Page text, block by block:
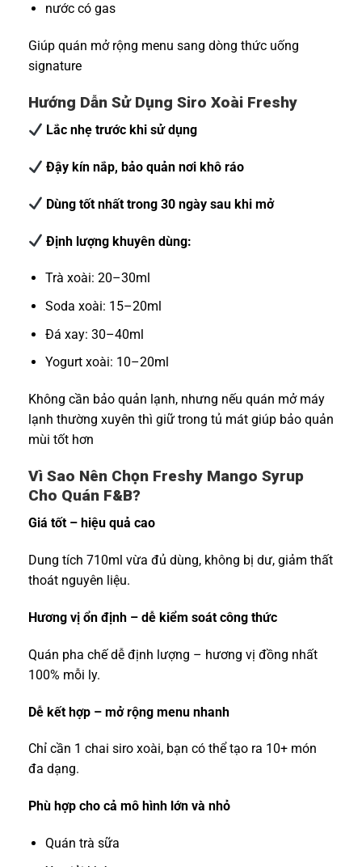
nước có gas
Giúp quán mở rộng menu sang dòng thức uống
signature
Hướng Dẫn Sử Dụng Siro Xoài Freshy
Lắc nhẹ trước khi sử dụng
Đậy kín nắp, bảo quản nơi khô ráo
Dùng tốt nhất trong 30 ngày sau khi mở
Định lượng khuyên dùng:
Trà xoài: 20–30ml
Soda xoài: 15–20ml
Đá xay: 30–40ml
Yogurt xoài: 10–20ml
Không cần bảo quản lạnh, nhưng nếu quán mở máy
lạnh thường xuyên thì giữ trong tủ mát giúp bảo quản
mùi tốt hơn
Vì Sao Nên Chọn Freshy Mango Syrup
Cho Quán F&B?
Giá tốt – hiệu quả cao
Dung tích 710ml vừa đủ dùng, không bị dư, giảm thất
thoát nguyên liệu.
Hương vị ổn định – dễ kiểm soát công thức
Quán pha chế dễ định lượng – hương vị đồng nhất
100% mỗi ly.
Dễ kết hợp – mở rộng menu nhanh
Chỉ cần 1 chai siro xoài, bạn có thể tạo ra 10+ món
đa dạng.
Phù hợp cho cả mô hình lớn và nhỏ
Quán trà sữa